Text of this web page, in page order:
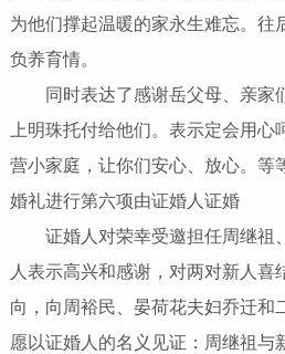
为他们撑起温暖的家永生难忘。往
负养育情。
同时表达了感谢岳父母、亲家
上明珠托付给他们。表示定会用心
营小家庭，让你们安心、放心。等
婚礼进行第六项由证婚人证婚
证婚人对荣幸受邀担任周继祖
人表示高兴和感谢，对两对新人喜
向，向周裕民、晏荷花夫妇乔迁和
愿以证婚人的名义见证：周继祖与